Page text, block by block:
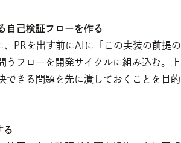
自己検証フローを作る
PRを出す前にAIに「この実装の前提の
うフローを開発サイクルに組み込む。上
できる問題を先に潰しておくことを目的
る